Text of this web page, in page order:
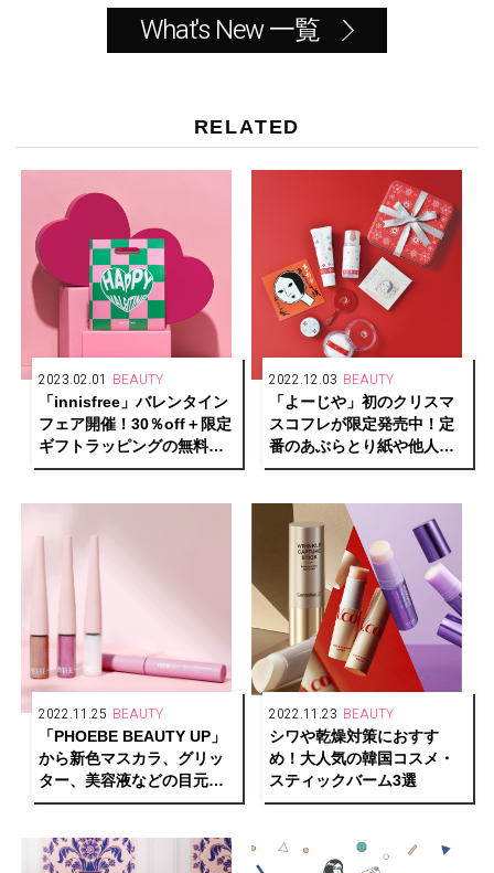
What's New 一覧
RELATED
2023.02.01 BEAUTY
「innisfree」バレンタイン
フェア開催！30％off＋限定
ギフトラッピングの無料サ
ービスを実施！
2022.12.03 BEAUTY
「よーじや」初のクリスマ
スコフレが限定発売中！定
番のあぶらとり紙や他人気
アイテムがぎっしり！
2022.11.25 BEAUTY
「PHOEBE BEAUTY UP」
から新色マスカラ、グリッ
ター、美容液などの目元ケ
ア＆コスメが同時発売
2022.11.23 BEAUTY
シワや乾燥対策におすす
め！大人気の韓国コスメ・
スティックバーム3選